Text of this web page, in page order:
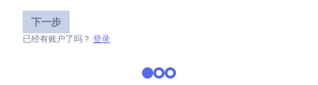
下一步
已经有账户了吗？ 登录